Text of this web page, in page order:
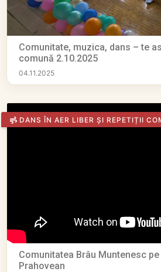
Comunitate, muzica, dans – te
comună 2.10.2025
04.11.2025
DANS ÎN AER LIBER ȘI REPETIȚII
Comunitatea Brâu Muntenesc
Prahovean